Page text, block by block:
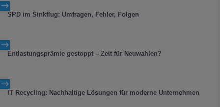
$
SPD im Sinkflug: Umfragen, Fehler, Folgen
$
Entlastungsprämie gestoppt – Zeit für Neuwahlen?
$
IT Recycling: Nachhaltige Lösungen für moderne Unternehmen